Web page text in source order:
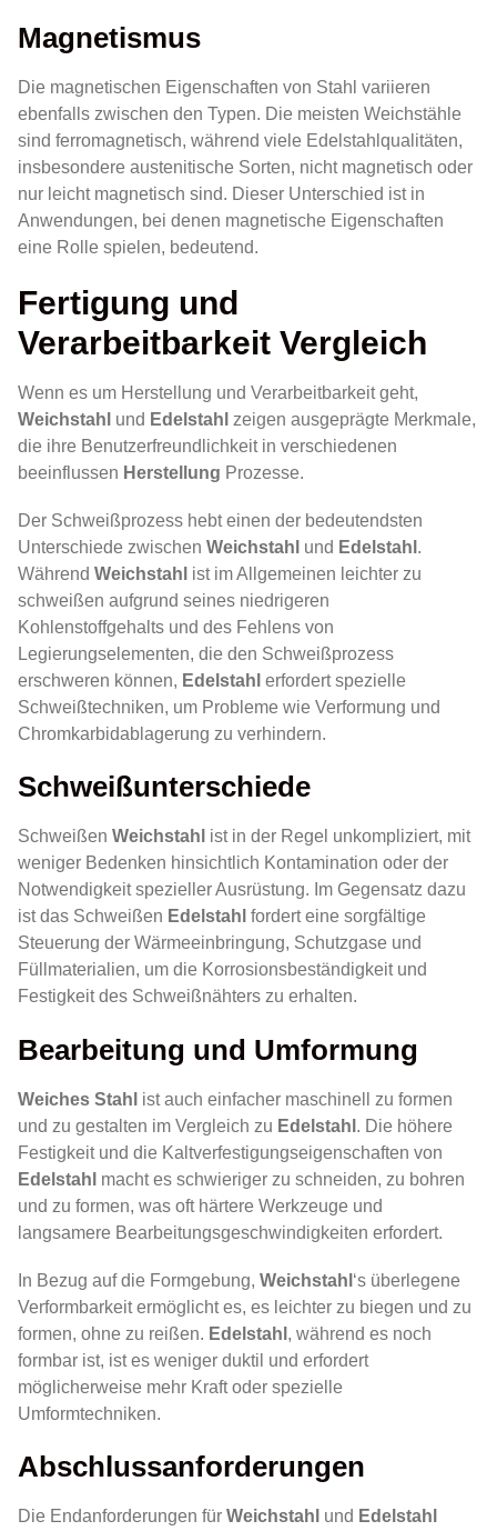
Magnetismus
Die magnetischen Eigenschaften von Stahl variieren
ebenfalls zwischen den Typen. Die meisten Weichstähle
sind ferromagnetisch, während viele Edelstahlqualitäten,
insbesondere austenitische Sorten, nicht magnetisch oder
nur leicht magnetisch sind. Dieser Unterschied ist in
Anwendungen, bei denen magnetische Eigenschaften
eine Rolle spielen, bedeutend.
Fertigung und
Verarbeitbarkeit Vergleich
Wenn es um Herstellung und Verarbeitbarkeit geht,
Weichstahl und Edelstahl zeigen ausgeprägte Merkmale,
die ihre Benutzerfreundlichkeit in verschiedenen
beeinflussen Herstellung Prozesse.
Der Schweißprozess hebt einen der bedeutendsten
Unterschiede zwischen Weichstahl und Edelstahl .
Während Weichstahl ist im Allgemeinen leichter zu
schweißen aufgrund seines niedrigeren
Kohlenstoffgehalts und des Fehlens von
Legierungselementen, die den Schweißprozess
erschweren können, Edelstahl erfordert spezielle
Schweißtechniken, um Probleme wie Verformung und
Chromkarbidablagerung zu verhindern.
Schweißunterschiede
Schweißen Weichstahl ist in der Regel unkompliziert, mit
weniger Bedenken hinsichtlich Kontamination oder der
Notwendigkeit spezieller Ausrüstung. Im Gegensatz dazu
ist das Schweißen Edelstahl fordert eine sorgfältige
Steuerung der Wärmeeinbringung, Schutzgase und
Füllmaterialien, um die Korrosionsbeständigkeit und
Festigkeit des Schweißnähters zu erhalten.
Bearbeitung und Umformung
Weiches Stahl ist auch einfacher maschinell zu formen
und zu gestalten im Vergleich zu Edelstahl . Die höhere
Festigkeit und die Kaltverfestigungseigenschaften von
Edelstahl macht es schwieriger zu schneiden, zu bohren
und zu formen, was oft härtere Werkzeuge und
langsamere Bearbeitungsgeschwindigkeiten erfordert.
In Bezug auf die Formgebung, Weichstahl ‘s überlegene
Verformbarkeit ermöglicht es, es leichter zu biegen und zu
formen, ohne zu reißen. Edelstahl , während es noch
formbar ist, ist es weniger duktil und erfordert
möglicherweise mehr Kraft oder spezielle
Umformtechniken.
Abschlussanforderungen
Die Endanforderungen für Weichstahl und Edelstahl